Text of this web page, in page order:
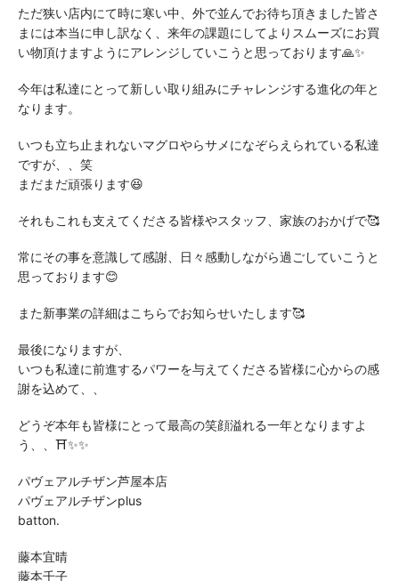
ただ狭い店内にて時に寒い中、外で並んでお待ち頂きました皆さ
まには本当に申し訳なく、来年の課題にしてよりスムーズにお買
い物頂けますようにアレンジしていこうと思っております🙏✨
今年は私達にとって新しい取り組みにチャレンジする進化の年と
なります。
いつも立ち止まれないマグロやらサメになぞらえられている私達
ですが、、笑
まだまだ頑張ります😆
それもこれも支えてくださる皆様やスタッフ、家族のおかげで🥰
常にその事を意識して感謝、日々感動しながら過ごしていこうと
思っております😊
また新事業の詳細はこちらでお知らせいたします🥰
最後になりますが、
いつも私達に前進するパワーを与えてくださる皆様に心からの感
謝を込めて、、
どうぞ本年も皆様にとって最高の笑顔溢れる一年となりますよ
う、、⛩✨✨
パヴェアルチザン芦屋本店
パヴェアルチザンplus
batton.
藤本宜晴
藤本千子